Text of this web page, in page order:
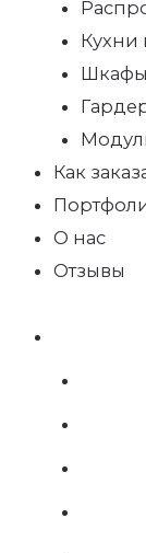
Кухни
Шкафы
Как
О нас
Отзывы